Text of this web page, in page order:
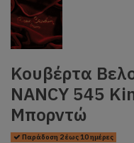
Κουβέρτα
NANCY 545
Μπορντώ
Παράδοση 2 έως 10 ημέρες